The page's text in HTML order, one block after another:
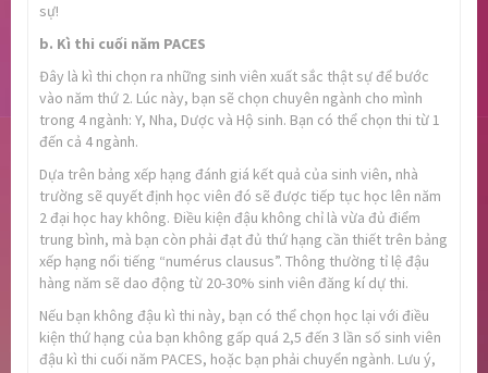
sự!
b. Kì thi cuối năm PACES
Đây là kì thi chọn ra những sinh viên xuất sắc thật sự để bước
vào năm thứ 2. Lúc này, bạn sẽ chọn chuyên ngành cho mình
trong 4 ngành: Y, Nha, Dược và Hộ sinh. Bạn có thể chọn thi từ 1
đến cả 4 ngành.
Dựa trên bảng xếp hạng đánh giá kết quả của sinh viên, nhà
trường sẽ quyết định học viên đó sẽ được tiếp tục học lên năm
2 đại học hay không. Điều kiện đậu không chỉ là vừa đủ điểm
trung bình, mà bạn còn phải đạt đủ thứ hạng cần thiết trên bảng
xếp hạng nổi tiếng “numérus clausus”. Thông thường tỉ lệ đậu
hàng năm sẽ dao động từ 20-30% sinh viên đăng kí dự thi.
Nếu bạn không đậu kì thi này, bạn có thể chọn học lại với điều
kiện thứ hạng của bạn không gấp quá 2,5 đến 3 lần số sinh viên
đậu kì thi cuối năm PACES, hoặc bạn phải chuyển ngành. Lưu ý,